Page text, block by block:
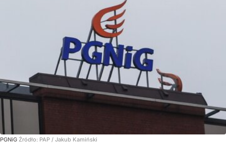
PGNiG Źródło: PAP / Jakub Kamiński